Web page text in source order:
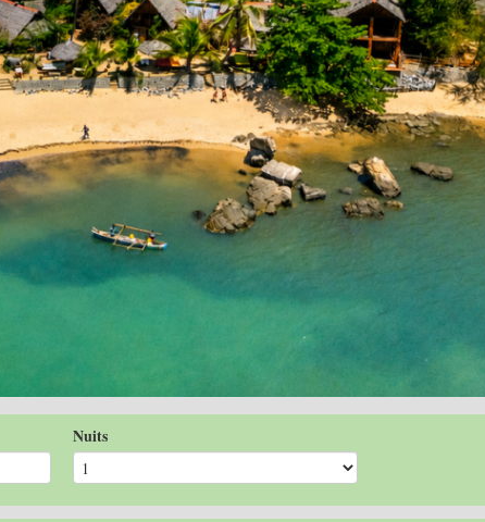
Nuits